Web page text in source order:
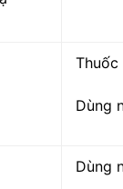
Dùng
Dùng